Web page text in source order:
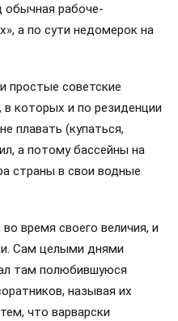
обычная рабоче-
а по сути недомерок на
простые советские
которых и по резиденции
плавать (купаться,
а потому бассейны на
страны в свои водные
время своего величия, и
Сам целыми днями
там полюбившуюся
называя их
что варварски